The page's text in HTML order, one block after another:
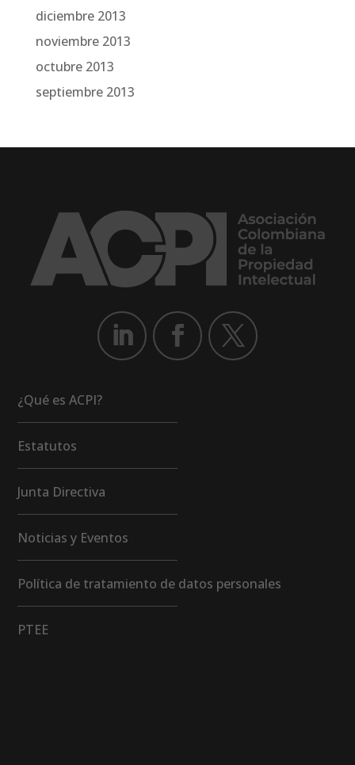
diciembre 2013
noviembre 2013
octubre 2013
septiembre 2013
¿Qué es ACPI?
Estatutos
Junta Directiva
Noticias y Eventos
Política de tratamiento de datos personales
PTEE